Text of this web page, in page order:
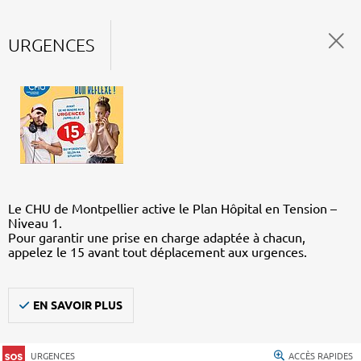
URGENCES
Le CHU de Montpellier active le Plan Hôpital en Tension –
Niveau 1.
Pour garantir une prise en charge adaptée à chacun,
appelez le 15 avant tout déplacement aux urgences.
EN SAVOIR PLUS
URGENCES ACCÈS RAPIDES